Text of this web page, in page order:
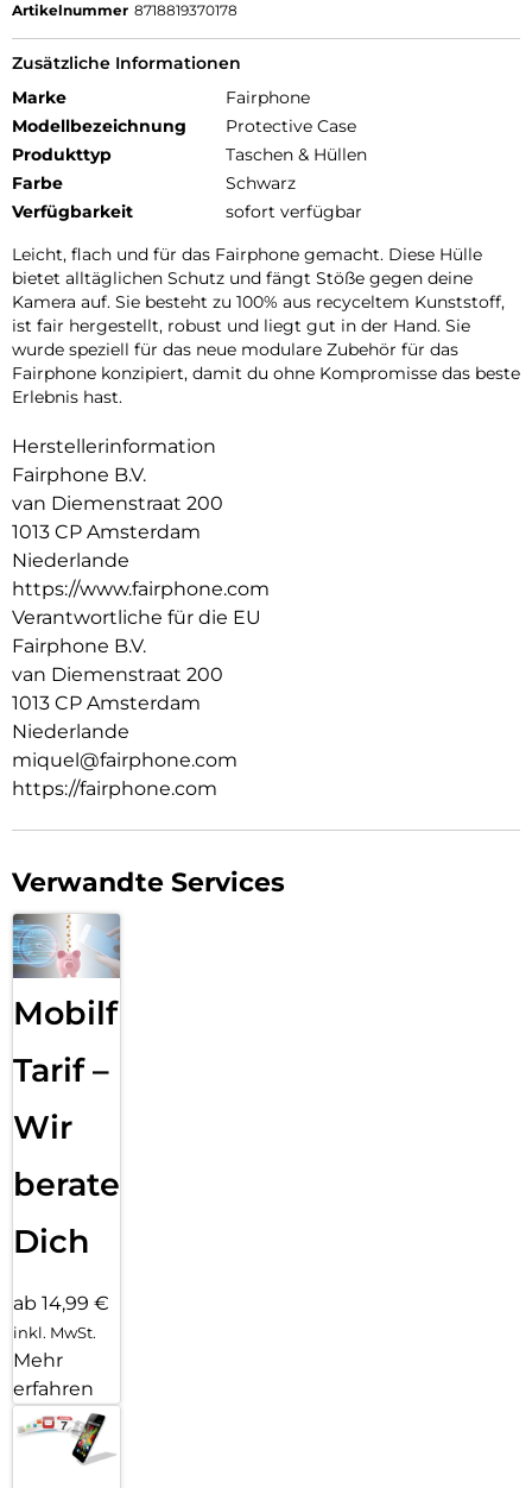
Artikelnummer 8718819370178
Zusätzliche Informationen
Marke
Fairphone
Modellbezeichnung
Protective Case
Produkttyp
Taschen & Hüllen
Farbe
Schwarz
Verfügbarkeit
sofort verfügbar
Leicht, flach und für das Fairphone gemacht. Diese Hülle
bietet alltäglichen Schutz und fängt Stöße gegen deine
Kamera auf. Sie besteht zu 100% aus recyceltem Kunststoff,
ist fair hergestellt, robust und liegt gut in der Hand. Sie
wurde speziell für das neue modulare Zubehör für das
Fairphone konzipiert, damit du ohne Kompromisse das beste
Erlebnis hast.
Herstellerinformation
Fairphone B.V.
van Diemenstraat 200
1013 CP Amsterdam
Niederlande
https://www.fairphone.com
Verantwortliche für die EU
Fairphone B.V.
van Diemenstraat 200
1013 CP Amsterdam
Niederlande
miquel@fairphone.com
https://fairphone.com
Verwandte Services
Mobilfunk
Tarif –
Wir
beraten
Dich
ab 14,99 €
inkl. MwSt.
Mehr
erfahren